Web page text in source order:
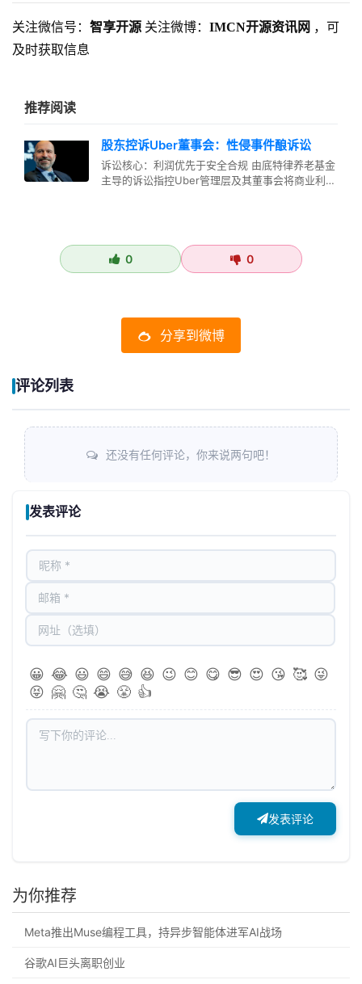
关注微信号： 智享开源 关注微博： IMCN开源资讯网 ，可
及时获取信息
推荐阅读
股东控诉Uber董事会：性侵事件酿诉讼
诉讼核心：利润优先于安全合规 由底特律养老基金
主导的诉讼指控Uber管理层及其董事会将商业利益
0 0
分享到微博
评论列表
还没有任何评论，你来说两句吧！
发表评论
😀 😂 😃 😄 😅 😆 😉 😊 😋 😎 😍 😘 🥰 😜
😝 🤗 🤔 😭 😤 👍
发表评论
为你推荐
Meta推出Muse编程工具，持异步智能体进军AI战场
谷歌AI巨头离职创业